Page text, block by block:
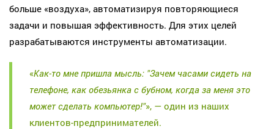
больше «воздуха», автоматизируя повторяющиеся
задачи и повышая эффективность. Для этих целей
разрабатываются инструменты автоматизации.
«Как-то мне пришла мысль: "Зачем часами сидеть на
телефоне, как обезьянка с бубном, когда за меня это
может сделать компьютер!"», — один из наших
клиентов-предпринимателей.